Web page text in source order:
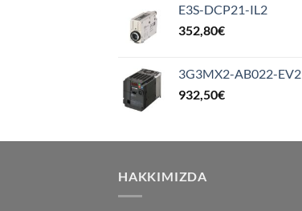
E3S-DCP21-IL2
352,80€
3G3MX2-AB022-EV2
932,50€
HAKKIMIZDA